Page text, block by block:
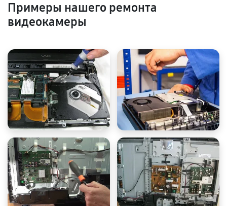
Примеры нашего ремонта
видеокамеры